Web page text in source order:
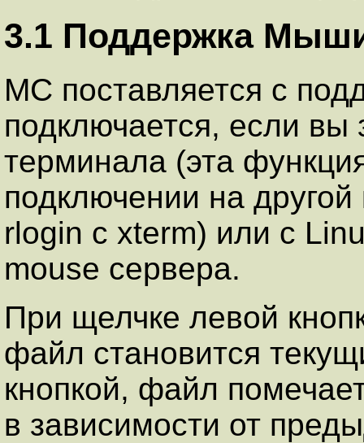
3.1 Поддержка
MC поставляется с
подключается, если вы
терминала (эта
подключении на
rlogin c xterm) или с
mouse сервера.
При щелчке левой
файл становится
кнопкой, файл
в зависимости от